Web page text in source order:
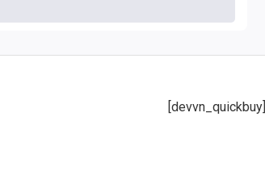
dài. Khung đèn được làm từ hợp kim nhôm
tiến nhất:
[devvn_quickbuy]